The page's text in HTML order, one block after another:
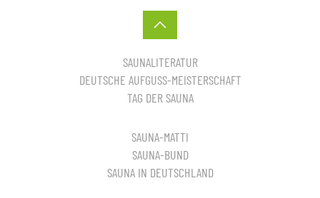
SAUNALITERATUR
DEUTSCHE AUFGUSS-MEISTERSCHAFT
TAG DER SAUNA
SAUNA-MATTI
SAUNA-BUND
SAUNA IN DEUTSCHLAND